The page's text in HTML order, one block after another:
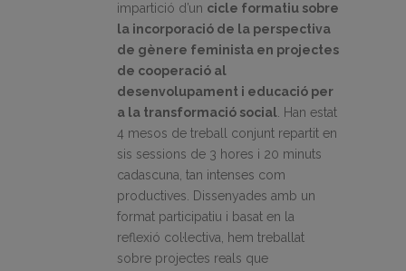
impartició d’un cicle formatiu sobre
la incorporació de la perspectiva
de gènere feminista en projectes
de cooperació al
desenvolupament i educació per
a la transformació social. Han estat
4 mesos de treball conjunt repartit en
sis sessions de 3 hores i 20 minuts
cadascuna, tan intenses com
productives. Dissenyades amb un
format participatiu i basat en la
reflexió col·lectiva, hem treballat
sobre projectes reals que